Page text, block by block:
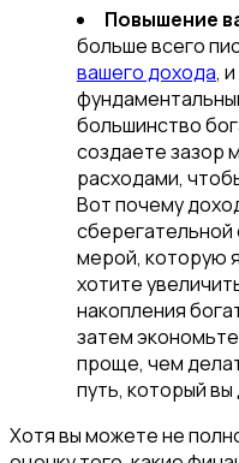
Повышение
больше всего
вашего дохода,
большинство
создаете зазор
расходами,
Вот почему
сберегательной
мерой, которую
хотите
накопления
затем
проще, чем
путь, который
Хотя вы можете не